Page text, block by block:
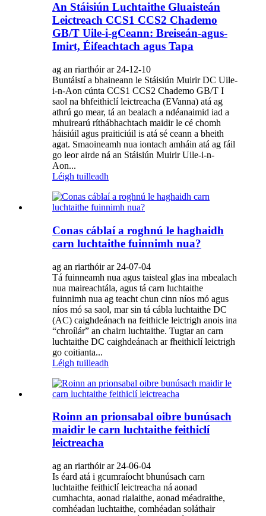
An Stáisiún Luchtaithe Gluaisteán
Leictreach CCS1 CCS2 Chademo
GB/T Uile-i-gCeann: Breiseán-agus-
Imirt, Éifeachtach agus Tapa
ag an riarthóir ar 24-12-10
Buntáistí a bhaineann le Stáisiún Muirir DC Uile-
i-n-Aon cúnta CCS1 CCS2 Chademo GB/T I
saol na bhfeithiclí leictreacha (EVanna) atá ag
athrú go mear, tá an bealach a ndéanaimid iad a
mhuirearú ríthábhachtach maidir le cé chomh
háisiúil agus praiticiúil is atá sé ceann a bheith
agat. Smaoineamh nua iontach amháin atá ag fáil
go leor airde ná an Stáisiún Muirir Uile-i-n-
Aon...
Léigh tuilleadh
Conas cáblaí a roghnú le haghaidh
carn luchtaithe fuinnimh nua?
ag an riarthóir ar 24-07-04
Tá fuinneamh nua agus taisteal glas ina mbealach
nua maireachtála, agus tá carn luchtaithe
fuinnimh nua ag teacht chun cinn níos mó agus
níos mó sa saol, mar sin tá cábla luchtaithe DC
(AC) caighdeánach na feithicle leictrigh anois ina
“chroílár” an chairn luchtaithe. Tugtar an carn
luchtaithe DC caighdeánach ar fheithiclí leictrigh
go coitianta...
Léigh tuilleadh
Roinn an prionsabal oibre bunúsach
maidir le carn luchtaithe feithiclí
leictreacha
ag an riarthóir ar 24-06-04
Is éard atá i gcumraíocht bhunúsach carn
luchtaithe feithiclí leictreacha ná aonad
cumhachta, aonad rialaithe, aonad méadraithe,
comhéadan luchtaithe, comhéadan soláthair